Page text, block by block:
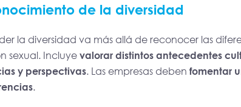
de la diversidad
la diversidad va más allá de reconocer las
sexual. Incluyevalorar distintos antecedentes
y perspectivas. Las empresas deben fomentar
.